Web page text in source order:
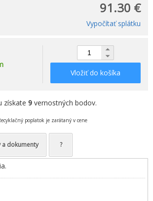
91.30 €
Vypočítať splátku
Vložiť do košíka
získate 9 vernostných bodov.
poplatok je zarátaný v cene
a dokumenty ?